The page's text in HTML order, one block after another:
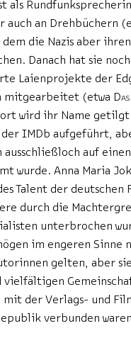
als
auch an Drehbüchern
dem die Nazis aber
Danach hat sie
Laienprojekte der
mitgearbeitet (etwa
wird ihr Name
der IMDb aufgeführt,
ausschließloch auf
wurde. Anna Maria
Talent der deutschen
durch die
unterbrochen
im engeren Sinne
gelten, aber
vielfältigen
mit der Verlags- und
verbunden